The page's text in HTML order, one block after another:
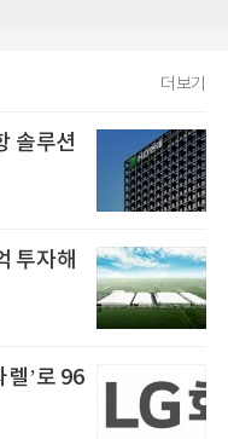
더보기
솔루션
투자해
렐’로 96